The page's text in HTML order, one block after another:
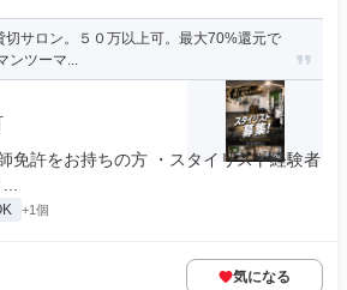
切サロン。５０万以上可。最大70%還元で
ンツーマ...
免許をお持ちの方 ・スタイリスト経験者
+1個
気になる